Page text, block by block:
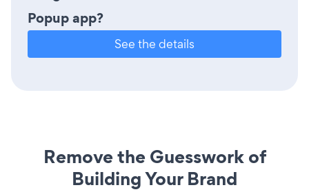
Popup app?
See the details
Remove the Guesswork of
Building Your Brand